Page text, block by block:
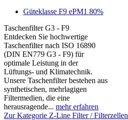
Güteklasse F9 ePM1 80%
Taschenfilter G3 - F9
Entdecken Sie hochwertige
Taschenfilter nach ISO 16890
(DIN EN779 G3 - F9) für
optimale Leistung in der
Lüftungs- und Klimatechnik.
Unsere Taschenfilter bestehen aus
synthetischen, mehrlagigen
Filtermedien, die eine
herausragende... mehr erfahren
Zur Kategorie Z-Line Filter / Filterzellen